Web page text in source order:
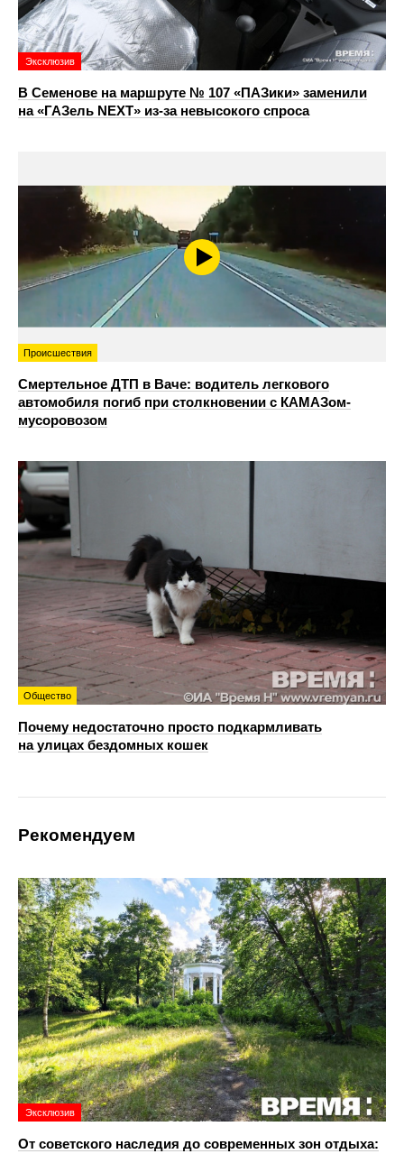
Эксклюзив
В Семенове на маршруте № 107 «ПАЗики» заменили
на «ГАЗель NEXT» из‑за невысокого спроса
Происшествия
Смертельное ДТП в Ваче: водитель легкового
автомобиля погиб при столкновении с КАМАЗом-
мусоровозом
Общество
Почему недостаточно просто подкармливать
на улицах бездомных кошек
Рекомендуем
Эксклюзив
От советского наследия до современных зон отдыха: